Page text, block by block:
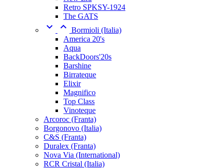
Retro SPKSY-1924
The GATS
  Bormioli (Italia)
America 20's
Aqua
BackDoors'20s
Barshine
Birrateque
Elixir
Magnifico
Top Class
Vinoteque
Arcoroc (Franta)
Borgonovo (Italia)
C&S (Franta)
Duralex (Franta)
Nova Via (International)
RCR Cristal (Italia)